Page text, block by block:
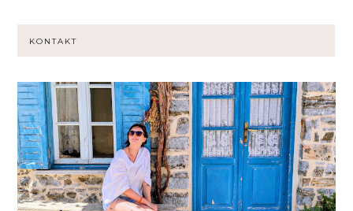
KONTAKT